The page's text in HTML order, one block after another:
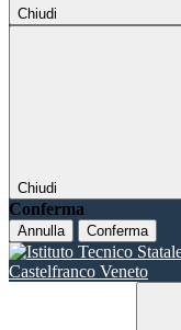
Chiudi
Chiudi
Conferma
Annulla Conferma